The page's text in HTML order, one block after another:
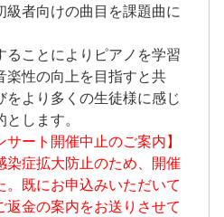
級者向けの曲目を課題曲に
ることによりピアノを学習
楽性の向上を目指すと共
をより多くの生徒様に感じ
します。
サート開催中止のご案内】
染症拡大防止のため、開催
。既にお申込みいただいて
返金の案内をお送りさせて